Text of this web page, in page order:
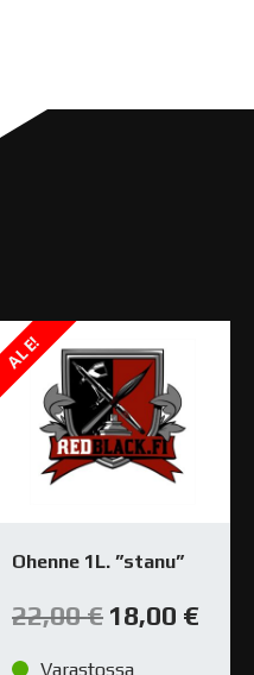
ALE!
Ohenne 1L. ”stanu”
22,00€ Alkuperäinen
hinta
18,00 €
Varastossa